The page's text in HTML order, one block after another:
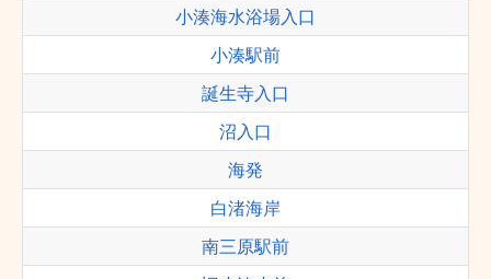
小湊海水浴場入口
小湊駅前
誕生寺入口
沼入口
海発
白渚海岸
南三原駅前